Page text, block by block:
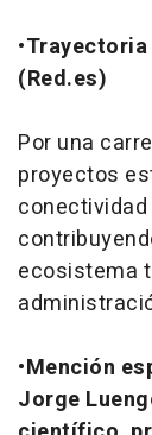
•
(Red.es)
Por una
proyectos
ecosistema
•Mención
Jorge